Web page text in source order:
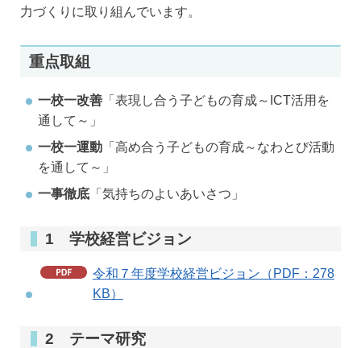
力づくりに取り組んでいます。
重点取組
一校一改善 「表現し合う子どもの育成～ICT活用を
通して～」
一校一運動 「高め合う子どもの育成～なわとび活動
を通して～」
一事徹底 「気持ちのよいあいさつ」
1 学校経営ビジョン
令和７年度学校経営ビジョン（PDF：278
KB）
2 テーマ研究